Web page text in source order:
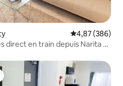
Évaluation
4,87 (386)
en train depuis Narita et
d'Asakusa et de la Skytree